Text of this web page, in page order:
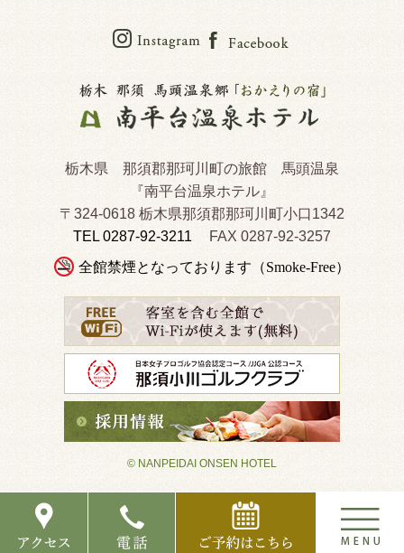
栃木県 那須郡那珂川町の旅館 馬頭温泉
『南平台温泉ホテル』
〒324-0618 栃木県那須郡那珂川町小口1342
TEL 0287-92-3211
FAX 0287-92-3257
全館禁煙となっております（Smoke-Free）
© NANPEIDAI ONSEN HOTEL